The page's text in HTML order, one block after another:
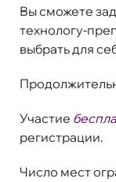
Вы сможете
технологу-
выбрать для
Участие
регистрации.
Число мест